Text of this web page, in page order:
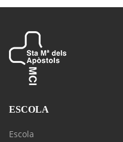
ESCOLA
Escola